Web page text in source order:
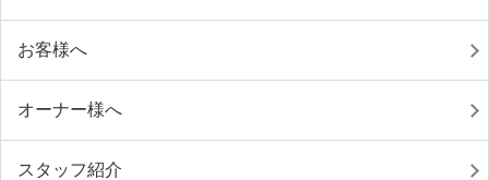
お客様へ
オーナー様へ
スタッフ紹介